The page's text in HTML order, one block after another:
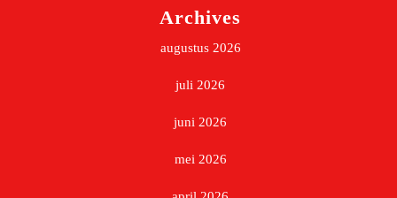
Archives
augustus 2026
juli 2026
juni 2026
mei 2026